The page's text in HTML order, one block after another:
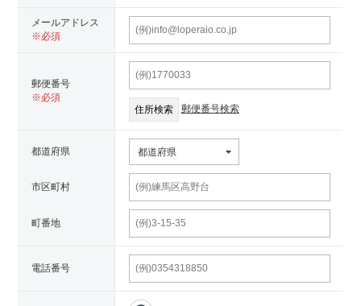
メールアドレス
郵便番号
郵便番号検索
都道府県 都道府県
市区町村
町番地
電話番号